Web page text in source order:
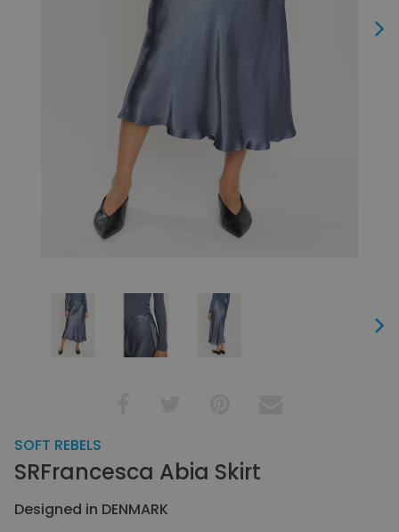
Next
Next
SOFT REBELS
SRFrancesca Abia Skirt
Designed in DENMARK